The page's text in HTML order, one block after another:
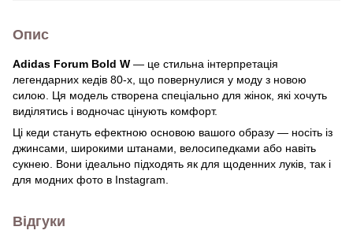
Опис
Adidas Forum Bold W — це стильна інтерпретація
легендарних кедів 80-х, що повернулися у моду з новою
силою. Ця модель створена спеціально для жінок, які хочуть
виділятись і водночас цінують комфорт.
Ці кеди стануть ефектною основою вашого образу — носіть із
джинсами, широкими штанами, велосипедками або навіть
сукнею. Вони ідеально підходять як для щоденних луків, так і
для модних фото в Instagram.
Відгуки